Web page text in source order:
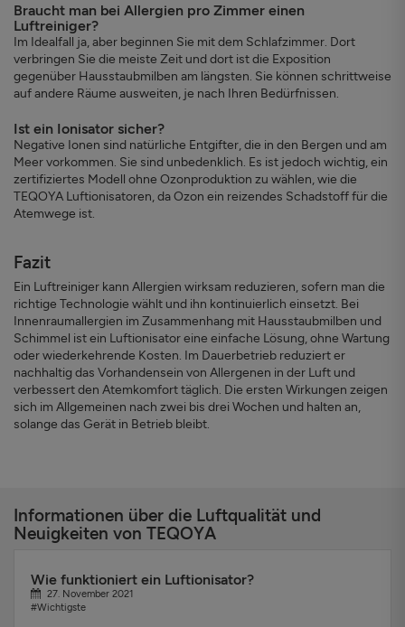
Braucht man bei Allergien pro Zimmer einen
Luftreiniger?
Im Idealfall ja, aber beginnen Sie mit dem Schlafzimmer. Dort
verbringen Sie die meiste Zeit und dort ist die Exposition
gegenüber Hausstaubmilben am längsten. Sie können schrittweise
auf andere Räume ausweiten, je nach Ihren Bedürfnissen.
Ist ein Ionisator sicher?
Negative Ionen sind natürliche Entgifter, die in den Bergen und am
Meer vorkommen. Sie sind unbedenklich. Es ist jedoch wichtig, ein
zertifiziertes Modell ohne Ozonproduktion zu wählen, wie die
TEQOYA Luftionisatoren, da Ozon ein reizendes Schadstoff für die
Atemwege ist.
Fazit
Ein Luftreiniger kann Allergien wirksam reduzieren, sofern man die
richtige Technologie wählt und ihn kontinuierlich einsetzt. Bei
Innenraumallergien im Zusammenhang mit Hausstaubmilben und
Schimmel ist ein Luftionisator eine einfache Lösung, ohne Wartung
oder wiederkehrende Kosten. Im Dauerbetrieb reduziert er
nachhaltig das Vorhandensein von Allergenen in der Luft und
verbessert den Atemkomfort täglich. Die ersten Wirkungen zeigen
sich im Allgemeinen nach zwei bis drei Wochen und halten an,
solange das Gerät in Betrieb bleibt.
Informationen über die Luftqualität und
Neuigkeiten von TEQOYA
Wie funktioniert ein Luftionisator?
27. November 2021
#Wichtigste